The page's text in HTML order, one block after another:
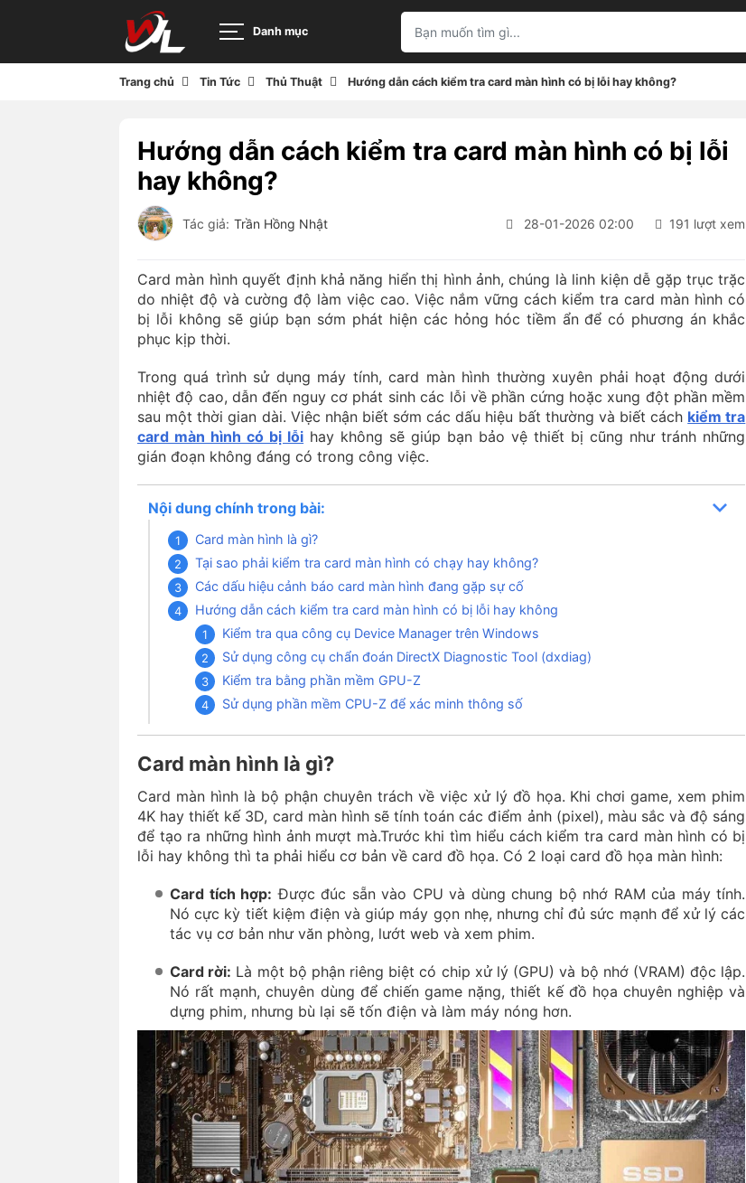
Danh mục
Trang chủ Tin Tức Thủ Thuật Hướng dẫn cách kiểm tra card màn hình có bị lỗi hay không?
Hướng dẫn cách kiểm tra card màn hình có bị lỗi
hay không?
Tác giả: Trần Hồng Nhật 28-01-2026 02:00 191 lượt xem
Card màn hình quyết định khả năng hiển thị hình ảnh, chúng là linh kiện dễ gặp trục trặc
do nhiệt độ và cường độ làm việc cao. Việc nắm vững cách kiểm tra card màn hình có
bị lỗi không sẽ giúp bạn sớm phát hiện các hỏng hóc tiềm ẩn để có phương án khắc
phục kịp thời.
Trong quá trình sử dụng máy tính, card màn hình thường xuyên phải hoạt động dưới
nhiệt độ cao, dẫn đến nguy cơ phát sinh các lỗi về phần cứng hoặc xung đột phần mềm
sau một thời gian dài. Việc nhận biết sớm các dấu hiệu bất thường và biết cách kiểm tra
card màn hình có bị lỗi hay không sẽ giúp bạn bảo vệ thiết bị cũng như tránh những
gián đoạn không đáng có trong công việc.
Nội dung chính trong bài:
Card màn hình là gì?
Tại sao phải kiểm tra card màn hình có chạy hay không?
Các dấu hiệu cảnh báo card màn hình đang gặp sự cố
Hướng dẫn cách kiểm tra card màn hình có bị lỗi hay không
Kiểm tra qua công cụ Device Manager trên Windows
Sử dụng công cụ chẩn đoán DirectX Diagnostic Tool (dxdiag)
Kiểm tra bằng phần mềm GPU-Z
Sử dụng phần mềm CPU-Z để xác minh thông số
Card màn hình là gì?
Card màn hình là bộ phận chuyên trách về việc xử lý đồ họa. Khi chơi game, xem phim
4K hay thiết kế 3D, card màn hình sẽ tính toán các điểm ảnh (pixel), màu sắc và độ sáng
để tạo ra những hình ảnh mượt mà.Trước khi tìm hiểu cách kiểm tra card màn hình có bị
lỗi hay không thì ta phải hiểu cơ bản về card đồ họa. Có 2 loại card đồ họa màn hình:
Card tích hợp: Được đúc sẵn vào CPU và dùng chung bộ nhớ RAM của máy tính.
Nó cực kỳ tiết kiệm điện và giúp máy gọn nhẹ, nhưng chỉ đủ sức mạnh để xử lý các
tác vụ cơ bản như văn phòng, lướt web và xem phim.
Card rời: Là một bộ phận riêng biệt có chip xử lý (GPU) và bộ nhớ (VRAM) độc lập.
Nó rất mạnh, chuyên dùng để chiến game nặng, thiết kế đồ họa chuyên nghiệp và
dựng phim, nhưng bù lại sẽ tốn điện và làm máy nóng hơn.